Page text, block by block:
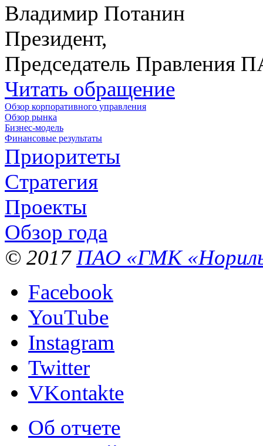
Владимир Потанин
Президент,
Председатель Правления
Читать обращение
Обзор корпоративного управления
Обзор рынка
Бизнес-модель
Финансовые результаты
Приоритеты
Стратегия
Проекты
Обзор года
© 2017 ПАО «ГМК
Facebook
YouTube
Instagram
Twitter
VKontakte
Об отчете